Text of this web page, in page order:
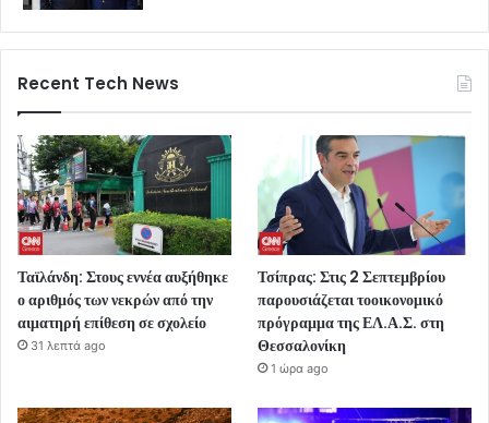
Recent Tech News
Ταϊλάνδη: Στους εννέα αυξήθηκε
ο αριθμός των νεκρών από την
αιματηρή επίθεση σε σχολείο
31 λεπτά ago
Τσίπρας: Στις 2 Σεπτεμβρίου
παρουσιάζεται τοοικονομικό
πρόγραμμα της ΕΛ.Α.Σ. στη
Θεσσαλονίκη
1 ώρα ago